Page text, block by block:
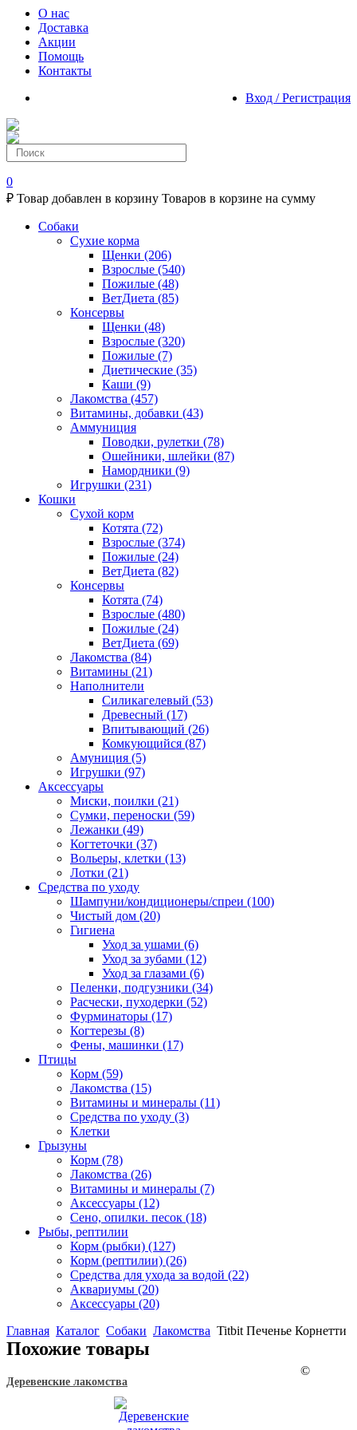
О нас
Доставка
Акции
Помощь
Контакты
Вход / Регистрация
0
₽ Товар добавлен в корзину Товаров в корзине на сумму
Собаки
Сухие корма
Щенки (206)
Взрослые (540)
Пожилые (48)
ВетДиета (85)
Консервы
Щенки (48)
Взрослые (320)
Пожилые (7)
Диетические (35)
Каши (9)
Лакомства (457)
Витамины, добавки (43)
Аммуниция
Поводки, рулетки (78)
Ошейники, шлейки (87)
Намордники (9)
Игрушки (231)
Кошки
Сухой корм
Котята (72)
Взрослые (374)
Пожилые (24)
ВетДиета (82)
Консервы
Котята (74)
Взрослые (480)
Пожилые (24)
ВетДиета (69)
Лакомства (84)
Витамины (21)
Наполнители
Силикагелевый (53)
Древесный (17)
Впитывающий (26)
Комкующийся (87)
Амуниция (5)
Игрушки (97)
Аксессуары
Миски, поилки (21)
Сумки, переноски (59)
Лежанки (49)
Когтеточки (37)
Вольеры, клетки (13)
Лотки (21)
Средства по уходу
Шампуни/кондиционеры/спреи (100)
Чистый дом (20)
Гигиена
Уход за ушами (6)
Уход за зубами (12)
Уход за глазами (6)
Пеленки, подгузники (34)
Расчески, пуходерки (52)
Фурминаторы (17)
Когтерезы (8)
Фены, машинки (17)
Птицы
Корм (59)
Лакомства (15)
Витамины и минералы (11)
Средства по уходу (3)
Клетки
Грызуны
Корм (78)
Лакомства (26)
Витамины и минералы (7)
Аксессуары (12)
Сено, опилки. песок (18)
Рыбы, рептилии
Корм (рыбки) (127)
Корм (рептилии) (26)
Средства для ухода за водой (22)
Аквариумы (20)
Аксессуары (20)
Главная Каталог Собаки Лакомства Titbit Печенье Корнетти
Похожие товары
Деревенские лакомства
©